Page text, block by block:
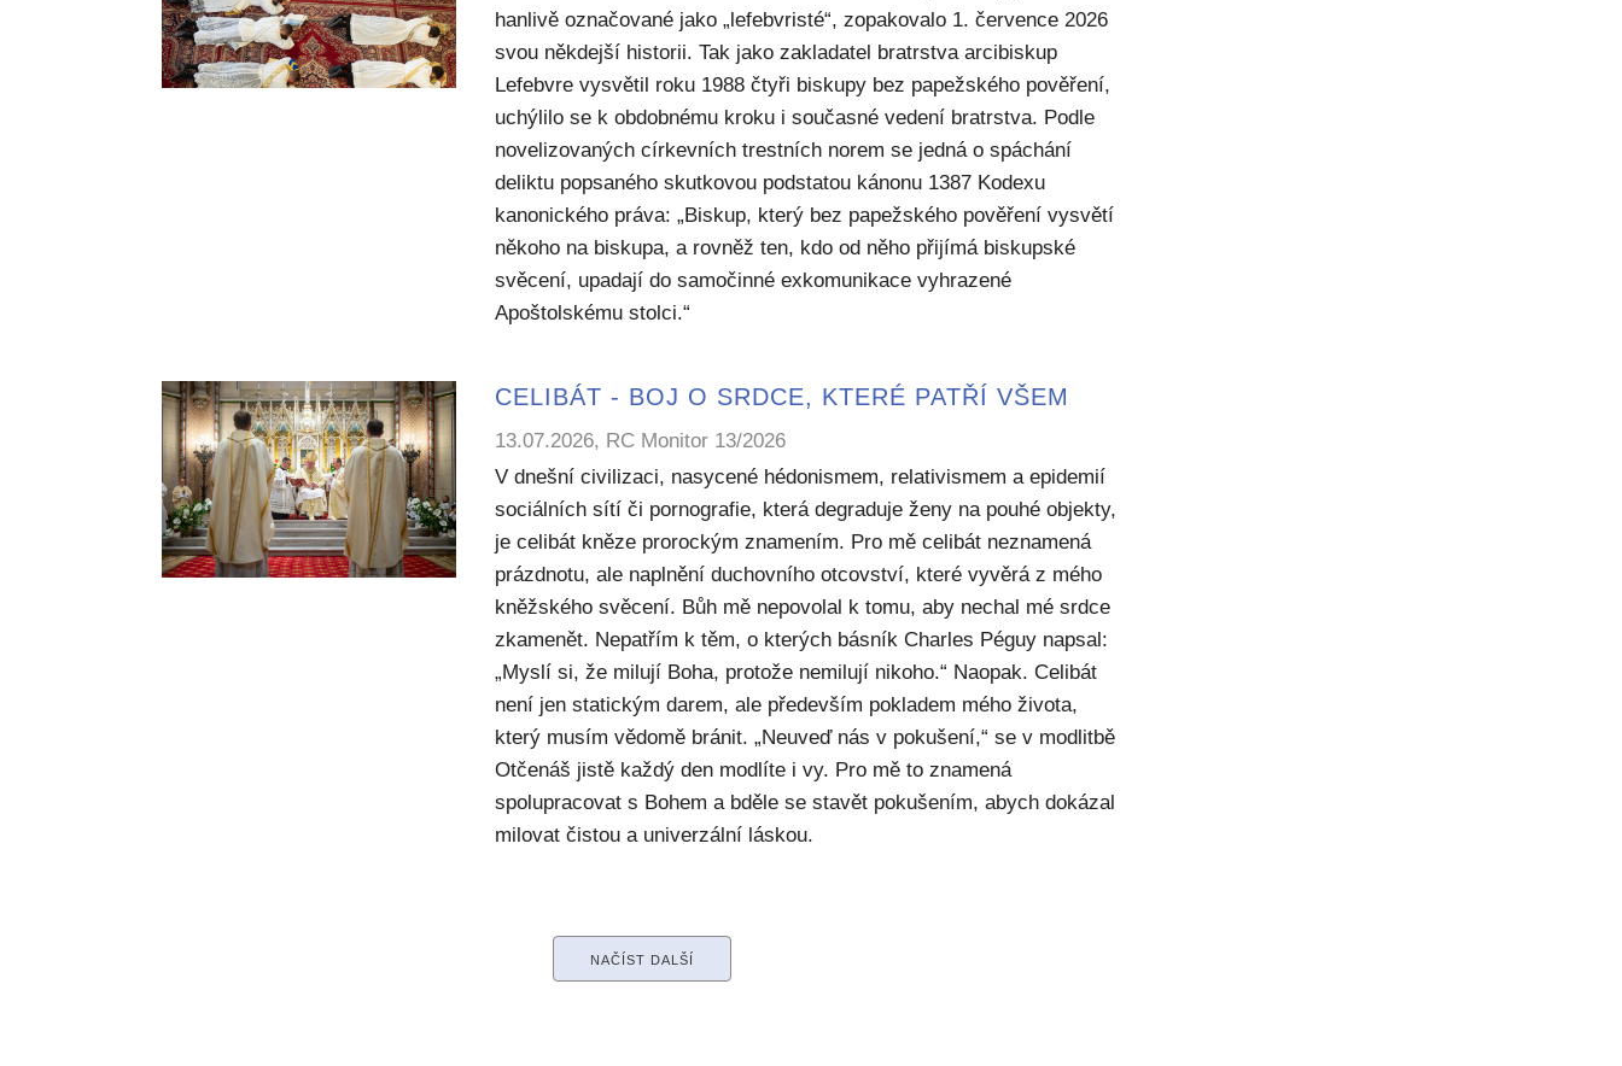
hanlivě označované jako „lefebvristé“, zopakovalo 1. července 2026
svou někdejší historii. Tak jako zakladatel bratrstva arcibiskup
Lefebvre vysvětil roku 1988 čtyři biskupy bez papežského pověření,
uchýlilo se k obdobnému kroku i současné vedení bratrstva. Podle
novelizovaných církevních trestních norem se jedná o spáchání
deliktu popsaného skutkovou podstatou kánonu 1387 Kodexu
kanonického práva: „Biskup, který bez papežského pověření vysvětí
někoho na biskupa, a rovněž ten, kdo od něho přijímá biskupské
svěcení, upadají do samočinné exkomunikace vyhrazené
Apoštolskému stolci.“
CELIBÁT - BOJ O SRDCE, KTERÉ PATŘÍ VŠEM
13.07.2026, RC Monitor 13/2026
V dnešní civilizaci, nasycené hédonismem, relativismem a epidemií
sociálních sítí či pornografie, která degraduje ženy na pouhé objekty,
je celibát kněze prorockým znamením. Pro mě celibát neznamená
prázdnotu, ale naplnění duchovního otcovství, které vyvěrá z mého
kněžského svěcení. Bůh mě nepovolal k tomu, aby nechal mé srdce
zkamenět. Nepatřím k těm, o kterých básník Charles Péguy napsal:
„Myslí si, že milují Boha, protože nemilují nikoho.“ Naopak. Celibát
není jen statickým darem, ale především pokladem mého života,
který musím vědomě bránit. „Neuveď nás v pokušení,“ se v modlitbě
Otčenáš jistě každý den modlíte i vy. Pro mě to znamená
spolupracovat s Bohem a bděle se stavět pokušením, abych dokázal
milovat čistou a univerzální láskou.
NAČÍST DALŠÍ